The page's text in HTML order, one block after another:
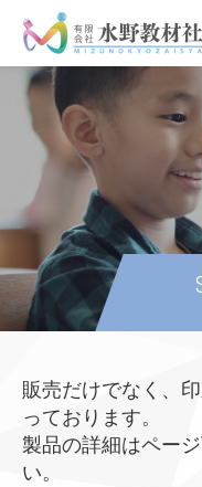
販売だけでなく、
っております。
製品の詳細はペー
い。